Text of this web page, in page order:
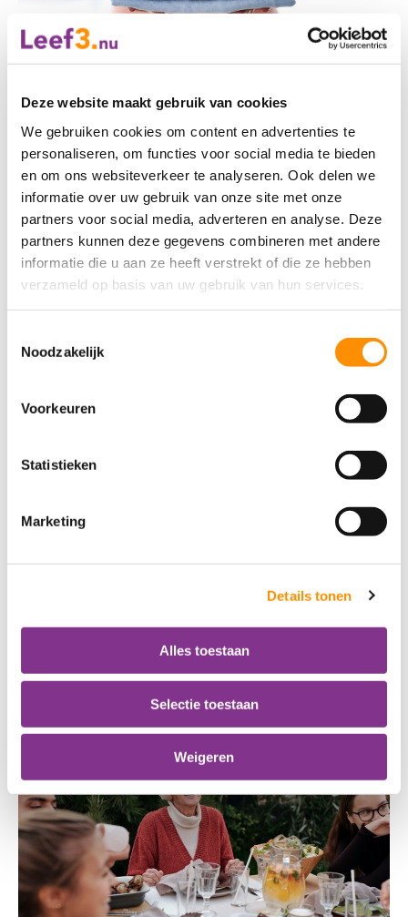
Deze website maakt gebruik van cookies
We gebruiken cookies om content en advertenties te
personaliseren, om functies voor social media te bieden
en om ons websiteverkeer te analyseren. Ook delen we
informatie over uw gebruik van onze site met onze
partners voor social media, adverteren en analyse. Deze
partners kunnen deze gegevens combineren met andere
informatie die u aan ze heeft verstrekt of die ze hebben
verzameld op basis van uw gebruik van hun services.
Noodzakelijk
Voorkeuren
Statistieken
Marketing
Details tonen
Alles toestaan
Selectie toestaan
Weigeren
Wasservice
Wonen